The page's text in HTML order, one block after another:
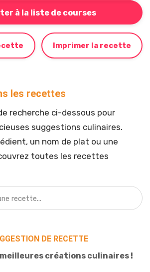
à la liste de courses
cette recette à votre liste de
Imprimer la recette
les recettes
recherche ci-dessous pour
suggestions culinaires.
un nom de plat ou une
toutes les recettes
DE RECETTE
créations culinaires !